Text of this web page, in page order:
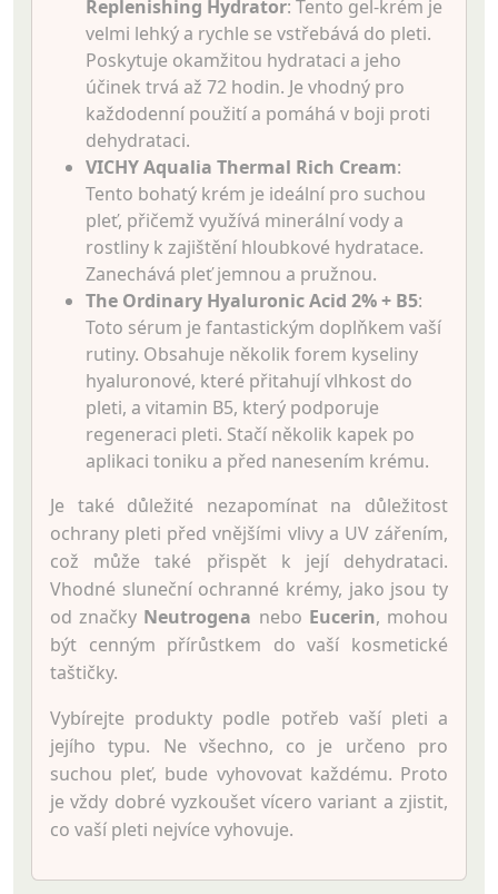
Replenishing Hydrator: Tento gel-krém je
velmi lehký a rychle se vstřebává do pleti.
Poskytuje okamžitou hydrataci a jeho
účinek trvá až 72 hodin. Je vhodný pro
každodenní použití a pomáhá v boji proti
dehydrataci.
VICHY Aqualia Thermal Rich Cream:
Tento bohatý krém je ideální pro suchou
pleť, přičemž využívá minerální vody a
rostliny k zajištění hloubkové hydratace.
Zanechává pleť jemnou a pružnou.
The Ordinary Hyaluronic Acid 2% + B5:
Toto sérum je fantastickým doplňkem vaší
rutiny. Obsahuje několik forem kyseliny
hyaluronové, které přitahují vlhkost do
pleti, a vitamin B5, který podporuje
regeneraci pleti. Stačí několik kapek po
aplikaci toniku a před nanesením krému.
Je také důležité nezapomínat na důležitost
ochrany pleti před vnějšími vlivy a UV zářením,
což může také přispět k její dehydrataci.
Vhodné sluneční ochranné krémy, jako jsou ty
od značky Neutrogena nebo Eucerin, mohou
být cenným přírůstkem do vaší kosmetické
taštičky.
Vybírejte produkty podle potřeb vaší pleti a
jejího typu. Ne všechno, co je určeno pro
suchou pleť, bude vyhovovat každému. Proto
je vždy dobré vyzkoušet vícero variant a zjistit,
co vaší pleti nejvíce vyhovuje.